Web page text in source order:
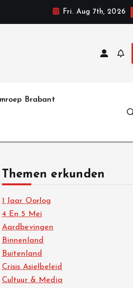
Fri. Aug 7th, 2026
Brabant
Themen erkunden
1 Jaar Oorlog
4 En 5 Mei
Aardbevingen
Binnenland
Buitenland
Crisis Asielbeleid
Cultuur & Media